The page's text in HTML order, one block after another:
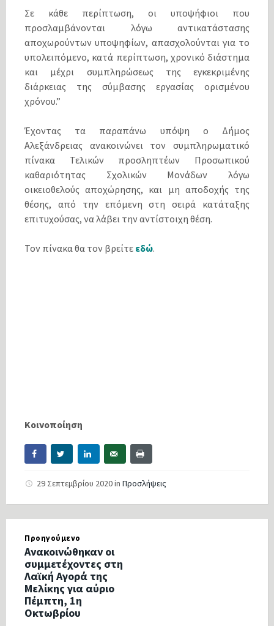
Σε κάθε περίπτωση, οι υποψήφιοι που
προσλαμβάνονται λόγω αντικατάστασης
αποχωρούντων υποψηφίων, απασχολούνται για το
υπολειπόμενο, κατά περίπτωση, χρονικό διάστημα
και μέχρι συμπληρώσεως της εγκεκριμένης
διάρκειας της σύμβασης εργασίας ορισμένου
χρόνου.”
Έχοντας τα παραπάνω υπόψη ο Δήμος
Αλεξάνδρειας ανακοινώνει τον συμπληρωματικό
πίνακα Τελικών προσληπτέων Προσωπικού
καθαριότητας Σχολικών Μονάδων λόγω
οικειοθελούς αποχώρησης, και μη αποδοχής της
θέσης, από την επόμενη στη σειρά κατάταξης
επιτυχούσας, να λάβει την αντίστοιχη θέση.
Τον πίνακα θα τον βρείτε εδώ.
Κοινοποίηση
29 Σεπτεμβρίου 2020in Προσλήψεις
Προηγούμενο
Ανακοινώθηκαν οι
συμμετέχοντες στη
Λαϊκή Αγορά της
Μελίκης για αύριο
Πέμπτη, 1η
Οκτωβρίου